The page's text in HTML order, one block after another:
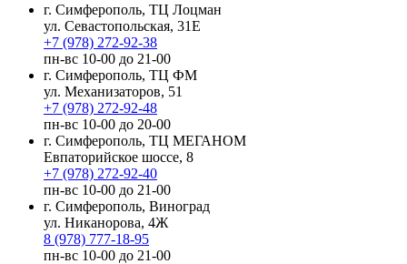
г. Симферополь, ТЦ Лоцман
ул. Севастопольская, 31Е
+7 (978) 272-92-38
пн-вс 10-00 до 21-00
г. Симферополь, ТЦ ФМ
ул. Механизаторов, 51
+7 (978) 272-92-48
пн-вс 10-00 до 20-00
г. Симферополь, ТЦ МЕГАНОМ
Евпаторийское шоссе, 8
+7 (978) 272-92-40
пн-вс 10-00 до 21-00
г. Симферополь, Виноград
ул. Никанорова, 4Ж
8 (978) 777-18-95
пн-вс 10-00 до 21-00